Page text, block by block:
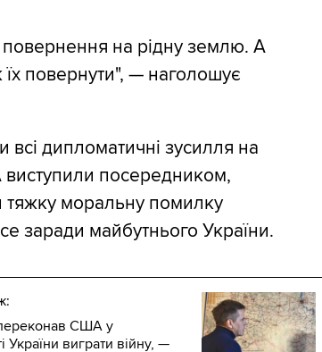
на рідну землю. А
повернути", — наголошує
дипломатичні зусилля на
посередником,
тяжку моральну помилку
заради майбутнього України.
США у
України виграти війну, —